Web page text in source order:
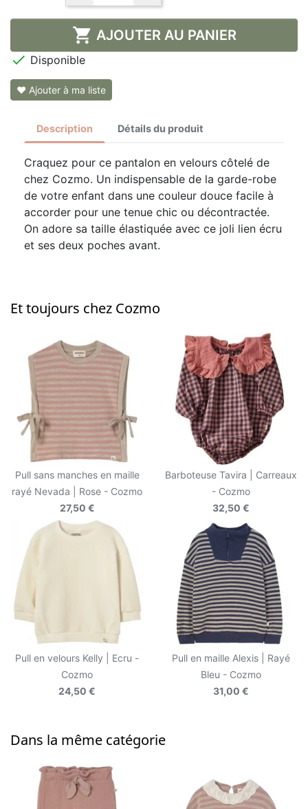
 AJOUTER AU PANIER
 Disponible
❤ Ajouter à ma liste
Description Détails du produit
Craquez pour ce pantalon en velours côtelé de
chez Cozmo. Un indispensable de la garde-robe
de votre enfant dans une couleur douce facile à
accorder pour une tenue chic ou décontractée.
On adore sa taille élastiquée avec ce joli lien écru
et ses deux poches avant.
Et toujours chez Cozmo
Pull sans manches en maille
rayé Nevada | Rose - Cozmo
27,50 €
Barboteuse Tavira | Carreaux
- Cozmo
32,50 €
Pull en velours Kelly | Ecru -
Cozmo
24,50 €
Pull en maille Alexis | Rayé
Bleu - Cozmo
31,00 €
Dans la même catégorie